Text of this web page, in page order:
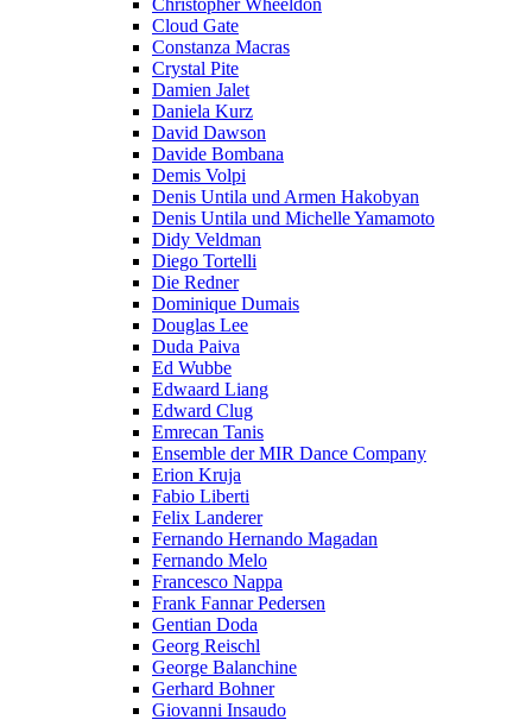
Cloud Gate
Constanza Macras
Crystal Pite
Damien Jalet
Daniela Kurz
David Dawson
Davide Bombana
Demis Volpi
Denis Untila und Armen Hakobyan
Denis Untila und Michelle Yamamoto
Didy Veldman
Diego Tortelli
Die Redner
Dominique Dumais
Douglas Lee
Duda Paiva
Ed Wubbe
Edwaard Liang
Edward Clug
Emrecan Tanis
Ensemble der MIR Dance Company
Erion Kruja
Fabio Liberti
Felix Landerer
Fernando Hernando Magadan
Fernando Melo
Francesco Nappa
Frank Fannar Pedersen
Gentian Doda
Georg Reischl
George Balanchine
Gerhard Bohner
Giovanni Insaudo